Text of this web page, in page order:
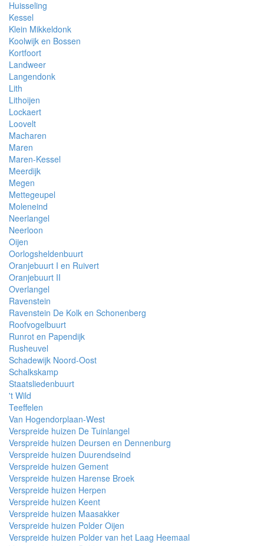
Huisseling
Kessel
Klein Mikkeldonk
Koolwijk en Bossen
Kortfoort
Landweer
Langendonk
Lith
Lithoijen
Lockaert
Loovelt
Macharen
Maren
Maren-Kessel
Meerdijk
Megen
Mettegeupel
Moleneind
Neerlangel
Neerloon
Oijen
Oorlogsheldenbuurt
Oranjebuurt I en Ruivert
Oranjebuurt II
Overlangel
Ravenstein
Ravenstein De Kolk en Schonenberg
Roofvogelbuurt
Runrot en Papendijk
Rusheuvel
Schadewijk Noord-Oost
Schalkskamp
Staatsliedenbuurt
't Wild
Teeffelen
Van Hogendorplaan-West
Verspreide huizen De Tuinlangel
Verspreide huizen Deursen en Dennenburg
Verspreide huizen Duurendseind
Verspreide huizen Gement
Verspreide huizen Harense Broek
Verspreide huizen Herpen
Verspreide huizen Keent
Verspreide huizen Maasakker
Verspreide huizen Polder Oijen
Verspreide huizen Polder van het Laag Heemaal